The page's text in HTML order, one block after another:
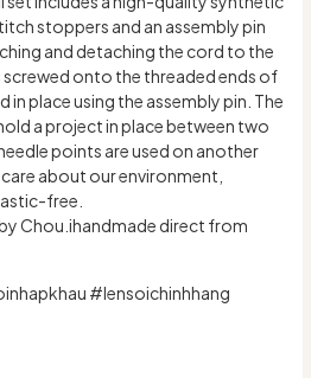
stoppers and an assembly pin
and detaching the cord to the
screwed onto the threaded ends of
in place using the assembly pin. The
a project in place between two
points are used on another
about our environment,
free.
Chou.ihandmade direct from
#lensoichinhhang